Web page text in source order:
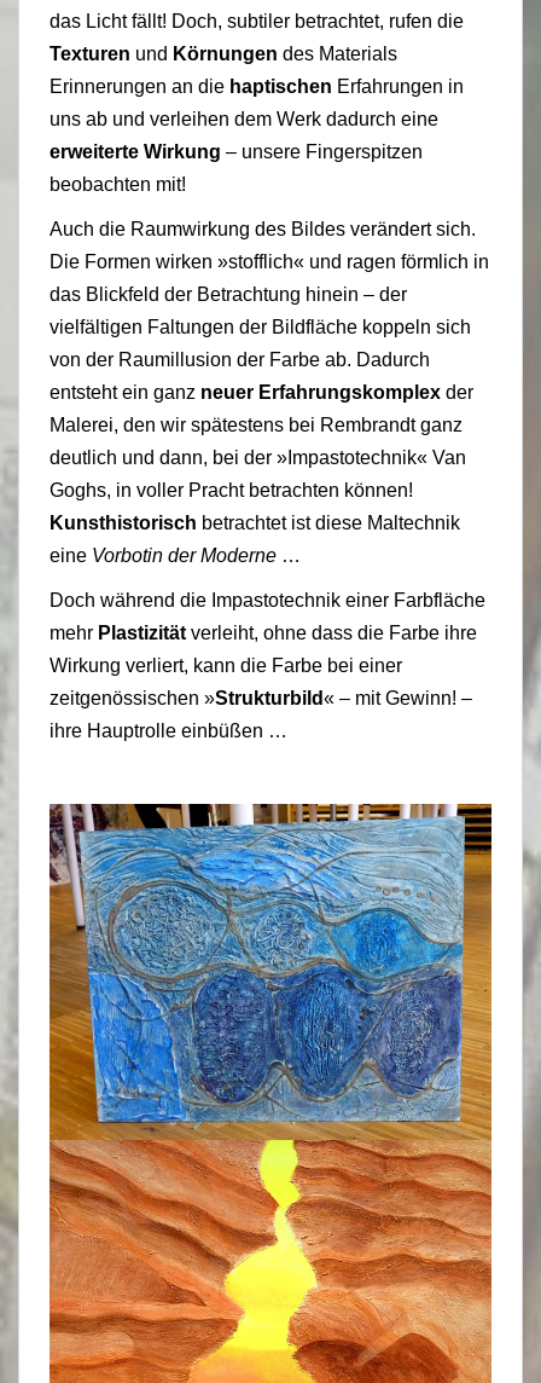
das Licht fällt! Doch, subtiler betrachtet, rufen die
Texturen und Körnungen des Materials
Erinnerungen an die haptischen Erfahrungen in
uns ab und verleihen dem Werk dadurch eine
erweiterte Wirkung – unsere Fingerspitzen
beobachten mit!
Auch die Raumwirkung des Bildes verändert sich.
Die Formen wirken »stofflich« und ragen förmlich in
das Blickfeld der Betrachtung hinein – der
vielfältigen Faltungen der Bildfläche koppeln sich
von der Raumillusion der Farbe ab. Dadurch
entsteht ein ganz neuer Erfahrungskomplex der
Malerei, den wir spätestens bei Rembrandt ganz
deutlich und dann, bei der »Impastotechnik« Van
Goghs, in voller Pracht betrachten können!
Kunsthistorisch betrachtet ist diese Maltechnik
eine Vorbotin der Moderne …
Doch während die Impastotechnik einer Farbfläche
mehr Plastizität verleiht, ohne dass die Farbe ihre
Wirkung verliert, kann die Farbe bei einer
zeitgenössischen »Strukturbild« – mit Gewinn! –
ihre Hauptrolle einbüßen …